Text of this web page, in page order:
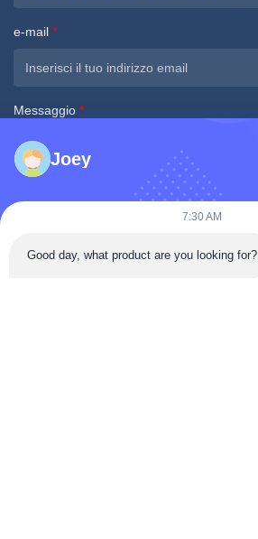
e-mail *
Messaggio *
Invia Ora
Joey
7:30 AM
Good day, what product are you looking for?